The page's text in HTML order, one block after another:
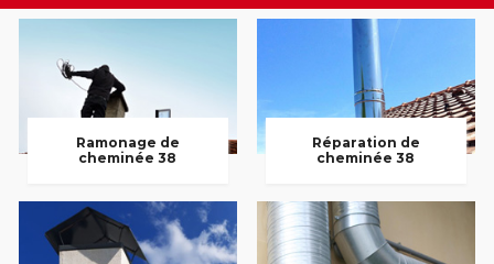
Ramonage de
cheminée 38
Réparation de
cheminée 38